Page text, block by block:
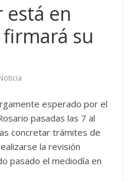
está en
su
esperado por el
pasadas las 7 al
concretar trámites de
la revisión
pasado el mediodía en